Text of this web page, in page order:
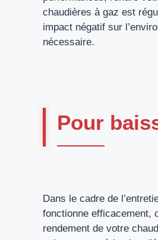
chaudières à gaz est
impact négatif sur
nécessaire.
Pour
Dans le cadre de
fonctionne efficacement,
rendement de votre